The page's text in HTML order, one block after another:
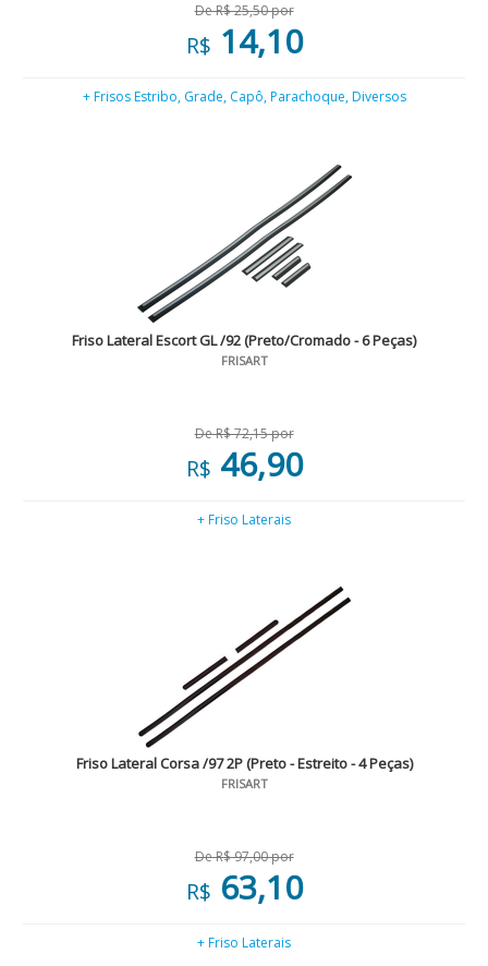
De R$ 25,50 por
R$ 14,10
+ Frisos Estribo, Grade, Capô, Parachoque, Diversos
Friso Lateral Escort GL /92 (Preto/Cromado - 6 Peças)
FRISART
De R$ 72,15 por
R$ 46,90
+ Friso Laterais
Friso Lateral Corsa /97 2P (Preto - Estreito - 4 Peças)
FRISART
De R$ 97,00 por
R$ 63,10
+ Friso Laterais